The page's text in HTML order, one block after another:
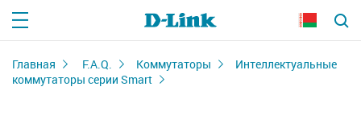
Главная F.A.Q. Коммутаторы
Интеллектуальные
коммутаторы серии Smart